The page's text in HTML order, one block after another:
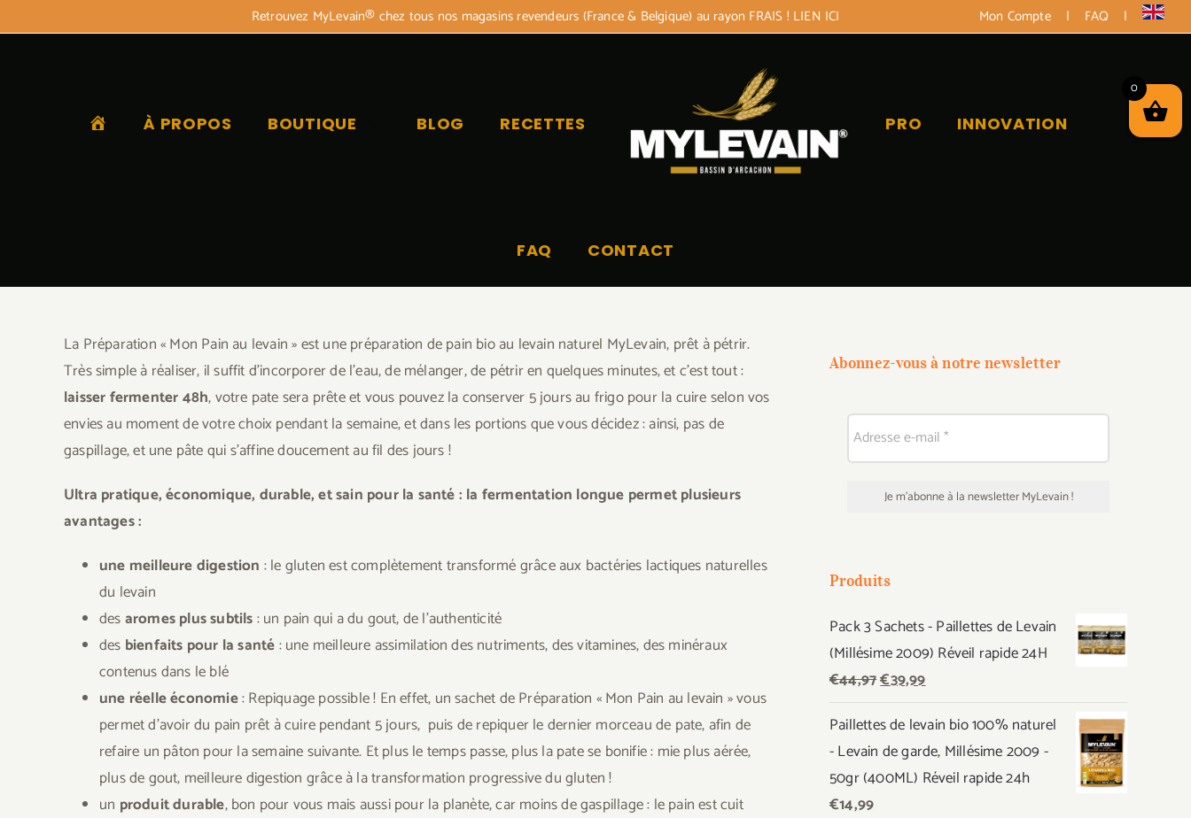
au
Retrouvez MyLevain® chez tous nos magasins revendeurs (France & Belgique) au rayon FRAIS ! LIEN ICI Mon Compte| FAQ |
ACCUEIL
À PROPOS BOUTIQUE BLOG RECETTES PRO INNOVATION
FAQ CONTACT
La Préparation « Mon Pain au levain » est une préparation de pain bio au levain naturel MyLevain, prêt à pétrir.
Très simple à réaliser, il suffit d’incorporer de l’eau, de mélanger, de pétrir en quelques minutes, et c’est tout :
laisser fermenter 48h, votre pate sera prête et vous pouvez la conserver 5 jours au frigo pour la cuire selon vos
envies au moment de votre choix pendant la semaine, et dans les portions que vous décidez : ainsi, pas de
gaspillage, et une pâte qui s’affine doucement au fil des jours !
Ultra pratique, économique, durable, et sain pour la santé : la fermentation longue permet plusieurs
avantages :
une meilleure digestion : le gluten est complètement transformé grâce aux bactéries lactiques naturelles
du levain
desaromes plus subtils: un pain qui a du gout, de l’authenticité
des bienfaits pour la santé: une meilleure assimilation des nutriments, des vitamines, des minéraux
contenus dans le blé
une réelle économie: Repiquage possible ! En effet, un sachet de Préparation « Mon Pain au levain » vous
permet d’avoir du pain prêt à cuire pendant 5 jours, puis de repiquer le dernier morceau de pate, afin de
refaire un pâton pour la semaine suivante. Et plus le temps passe, plus la pate se bonifie : mie plus aérée,
plus de gout, meilleure digestion grâce à la transformation progressive du gluten !
un produit durable, bon pour vous mais aussi pour la planète, car moins de gaspillage : le pain est cuit
Abonnez-vous à notre newsletter
Produits
Pack 3 Sachets - Paillettes de Levain
(Millésime 2009) Réveil rapide 24H
€44,97Le
initial
était :
€44,97.
€39,99Le
actuel
est :
€39,99.
Paillettes de levain bio 100% naturel
- Levain de garde, Millésime 2009 -
50gr (400ML) Réveil rapide 24h
€14,99
0